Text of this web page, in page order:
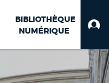
BIBLIOTHÈQUE
NUMÉRIQUE